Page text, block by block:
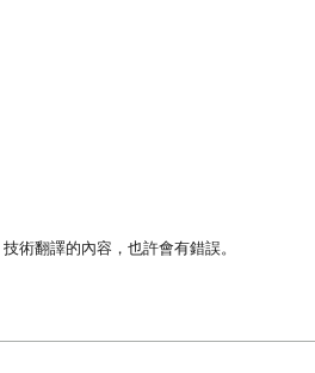
術翻譯的內容，也許會有錯誤。